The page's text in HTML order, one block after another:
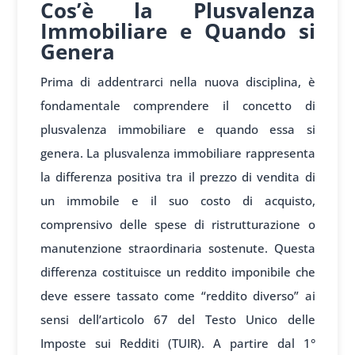
Cos’è la Plusvalenza
Immobiliare e Quando si
Genera
Prima di addentrarci nella nuova disciplina, è
fondamentale comprendere il concetto di
plusvalenza immobiliare e quando essa si
genera. La plusvalenza immobiliare rappresenta
la differenza positiva tra il prezzo di vendita di
un immobile e il suo costo di acquisto,
comprensivo delle spese di ristrutturazione o
manutenzione straordinaria sostenute. Questa
differenza costituisce un reddito imponibile che
deve essere tassato come “reddito diverso” ai
sensi dell’articolo 67 del Testo Unico delle
Imposte sui Redditi (TUIR). A partire dal 1°